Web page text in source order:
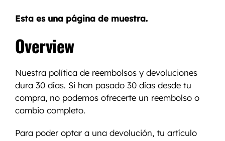
Esta es una página de muestra.
Overview
Nuestra política de reembolsos y devoluciones
dura 30 días. Si han pasado 30 días desde tu
compra, no podemos ofrecerte un reembolso o
cambio completo.
Para poder optar a una devolución, tu artículo